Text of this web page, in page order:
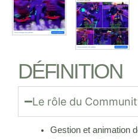
DÉFINITION
Le rôle du
Gestion et animation